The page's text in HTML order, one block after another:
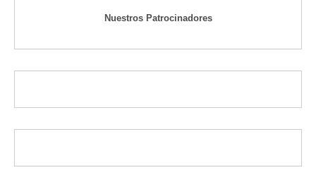
Nuestros Patrocinadores